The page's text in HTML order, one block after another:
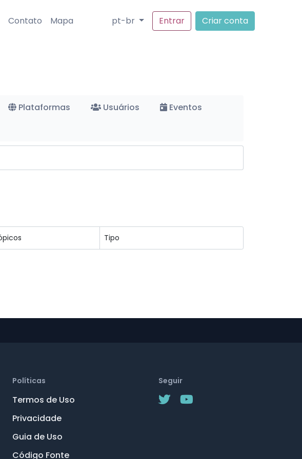
Contato Mapa pt-br Entrar Criar conta
Plataformas Usuários
Eventos
Políticas
Termos de Uso
Privacidade
Guia de Uso
Código Fonte
Seguir